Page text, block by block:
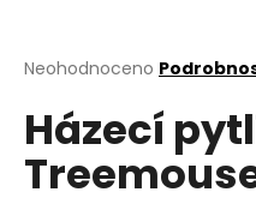
Průměrné
produktu
je
0,0
Neohodnoceno
Házecí
D
o